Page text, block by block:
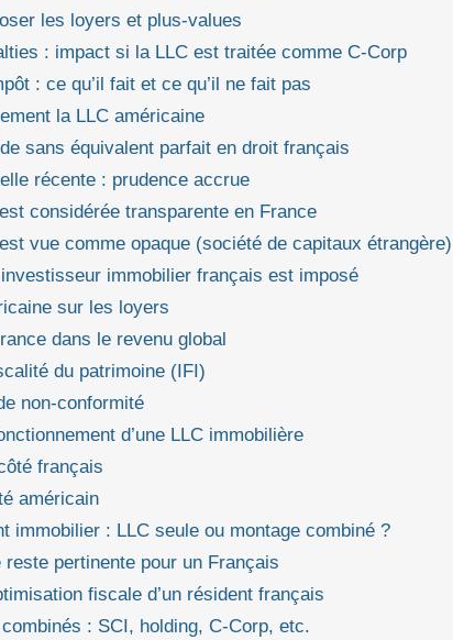
les loyers et plus‑values
: impact si la LLC est traitée comme C‑Corp
: ce qu’il fait et ce qu’il ne fait pas
la LLC américaine
sans équivalent parfait en droit français
récente : prudence accrue
considérée transparente en France
vue comme opaque (société de capitaux étrangère)
immobilier français est imposé
sur les loyers
dans le revenu global
du patrimoine (IFI)
non‑conformité
d’une LLC immobilière
français
américain
immobilier : LLC seule ou montage combiné ?
pertinente pour un Français
fiscale d’un résident français
: SCI, holding, C‑Corp, etc.